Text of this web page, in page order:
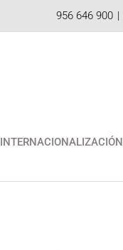
956 646 900 |
INTERNACIONALIZACIÓN